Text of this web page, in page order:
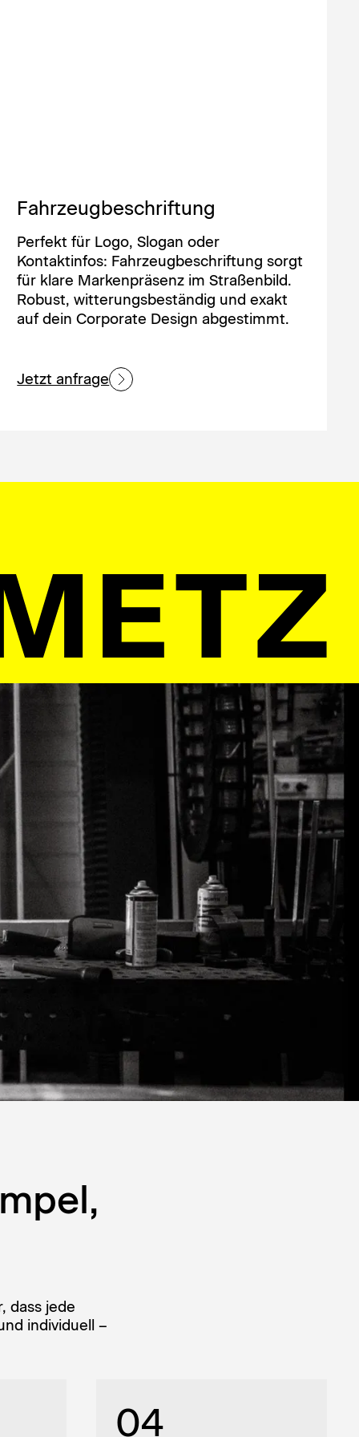
Fahrzeugbeschriftung
Perfekt für Logo, Slogan oder
Kontaktinfos: Fahrzeugbeschriftung sorgt
für klare Markenpräsenz im Straßenbild.
Robust, witterungsbeständig und exakt
auf dein Corporate Design abgestimmt.
Jetzt anfrage
dass jede
individuell –
04